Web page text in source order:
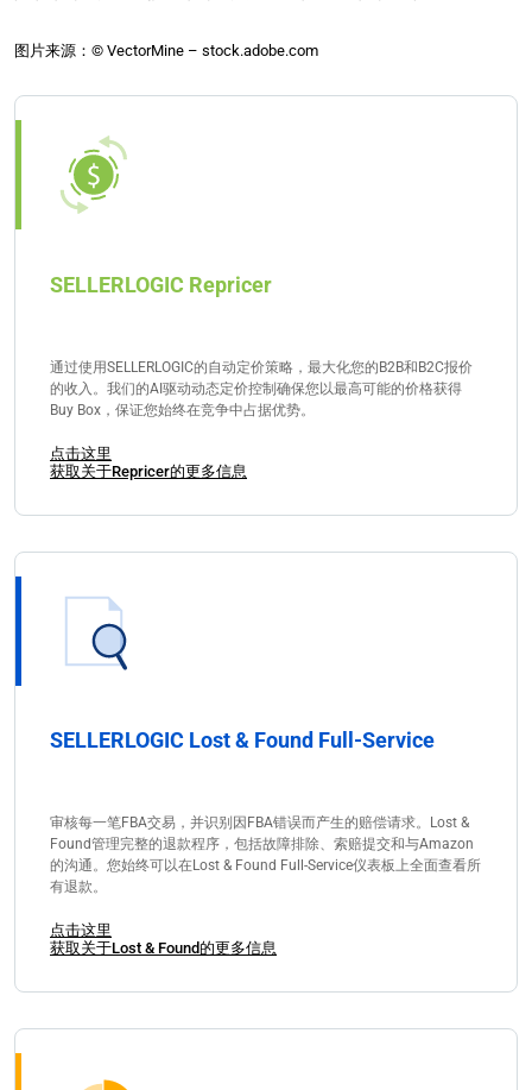
图片来源：© VectorMine – stock.adobe.com
SELLERLOGIC Repricer
通过使用SELLERLOGIC的自动定价策略，最大化您的B2B和B2C报价
的收入。我们的AI驱动动态定价控制确保您以最高可能的价格获得
Buy Box，保证您始终在竞争中占据优势。
点击这里
获取关于Repricer的更多信息
SELLERLOGIC Lost & Found Full-Service
审核每一笔FBA交易，并识别因FBA错误而产生的赔偿请求。Lost &
Found管理完整的退款程序，包括故障排除、索赔提交和与Amazon
的沟通。您始终可以在Lost & Found Full-Service仪表板上全面查看所
有退款。
点击这里
获取关于Lost & Found的更多信息